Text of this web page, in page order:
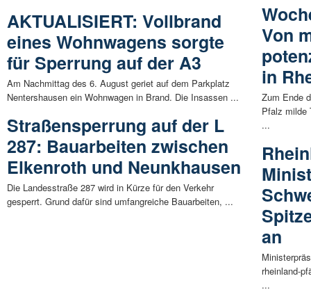
AKTUALISIERT: Vollbrand
eines Wohnwagens sorgte
für Sperrung auf der A3
Am Nachmittag des 6. August geriet auf dem Parkplatz
Nentershausen ein Wohnwagen in Brand. Die Insassen ...
Straßensperrung auf der L
287: Bauarbeiten zwischen
Elkenroth und Neunkhausen
Die Landesstraße 287 wird in Kürze für den Verkehr
gesperrt. Grund dafür sind umfangreiche Bauarbeiten, ...
Von
in
Zum Ende
Pfalz milde
...
an
rheinland-
...